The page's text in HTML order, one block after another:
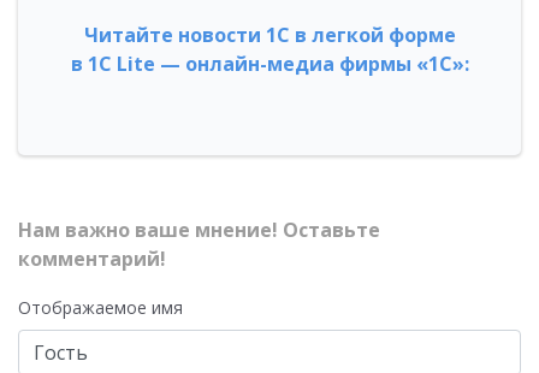
Читайте новости 1С в легкой форме
в 1С Lite — онлайн-медиа фирмы «1С»:
Нам важно ваше мнение! Оставьте
комментарий!
Отображаемое имя